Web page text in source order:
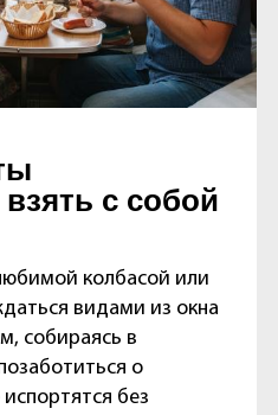
с собой
колбасой или
видами из окна
собираясь в
о
без